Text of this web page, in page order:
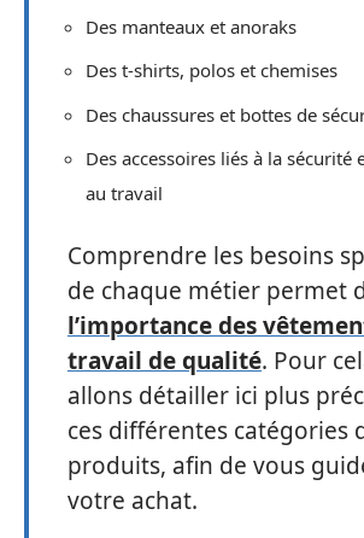
Des manteaux et anoraks
Des t-shirts, polos et chemises
Des chaussures et bottes de
Des accessoires liés à la sécurité
au travail
Comprendre les besoins
de chaque métier permet
l’importance des
travail de qualité. Pour
allons détailler ici plus
ces différentes catégories
produits, afin de vous
votre achat.